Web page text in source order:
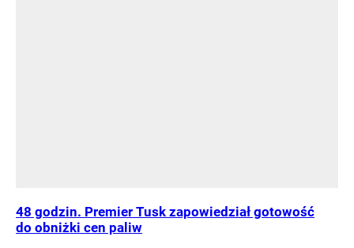
48 godzin. Premier Tusk zapowiedział gotowość
do obniżki cen paliw